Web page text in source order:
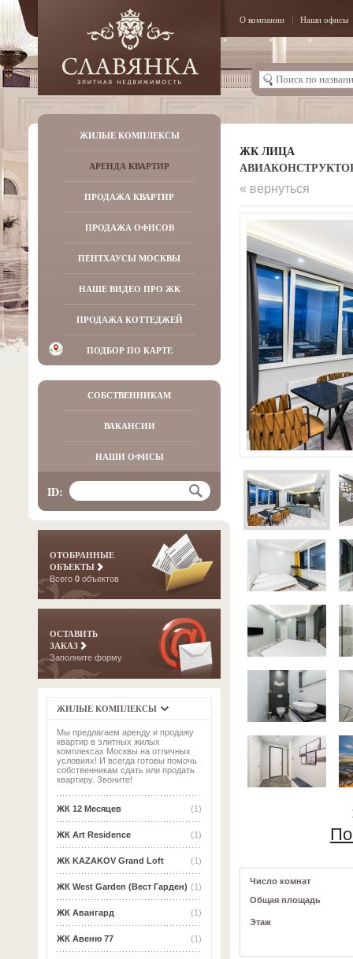
О компании Наши офисы
ЖИЛЫЕ КОМПЛЕКСЫ
АРЕНДА КВАРТИР
ПРОДАЖА КВАРТИР
ПРОДАЖА ОФИСОВ
ПЕНТХАУСЫ МОСКВЫ
НАШЕ ВИДЕО ПРО ЖК
ПРОДАЖА КОТТЕДЖЕЙ
ПОДБОР ПО КАРТЕ
СОБСТВЕННИКАМ
ВАКАНСИИ
НАШИ ОФИСЫ
ID:
ОТОБРАННЫЕ
ОБЪЕКТЫ
Всего 0 объектов
ОСТАВИТЬ
ЗАКАЗ
Заполните форму
ЖИЛЫЕ КОМПЛЕКСЫ
Мы предлагаем аренду и продажу
квартир в элитных жилых
комплексах Москвы на отличных
условиях! И всегда готовы помочь
собственникам сдать или продать
квартиру. Звоните!
(1)
ЖК 12 Месяцев
(1)
ЖК Art Residence
(1)
ЖК KAZAKOV Grand Loft
(1)
ЖК West Garden (Вест Гарден)
(1)
ЖК Авангард
(1)
ЖК Авеню 77
ЖК ЛИЦА
« вернуться
Число комнат
Общая площадь
Этаж